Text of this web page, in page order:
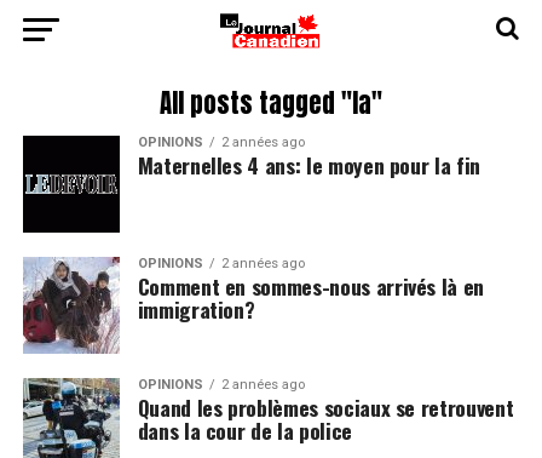
All posts tagged "la"
OPINIONS 2 années ago
Maternelles 4 ans: le moyen pour la fin
OPINIONS 2 années ago
Comment en sommes-nous arrivés là en
immigration?
OPINIONS 2 années ago
Quand les problèmes sociaux se retrouvent
dans la cour de la police